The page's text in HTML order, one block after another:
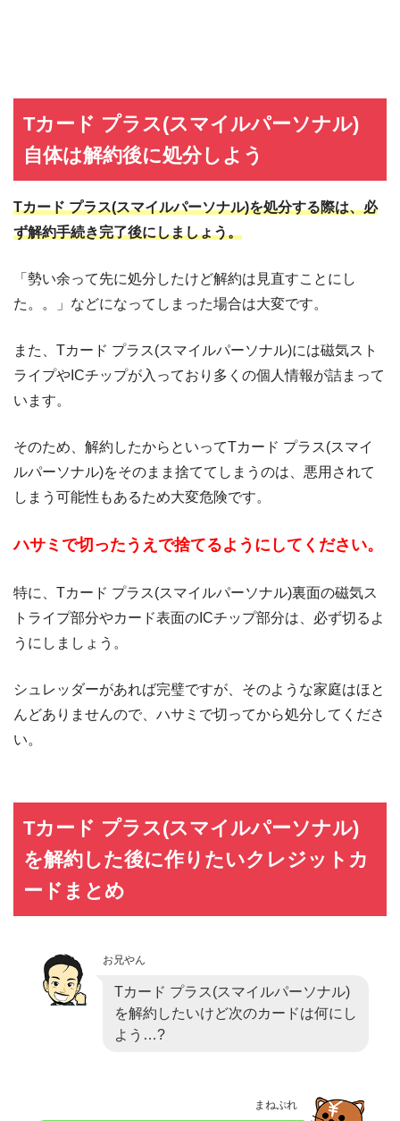
Tカード プラス(スマイルパーソナル)
自体は解約後に処分しよう
Tカード プラス(スマイルパーソナル)を処分する際は、必
ず解約手続き完了後にしましょう。
「勢い余って先に処分したけど解約は見直すことにし
た。。」などになってしまった場合は大変です。
また、Tカード プラス(スマイルパーソナル)には磁気スト
ライプやICチップが入っており多くの個人情報が詰まって
います。
そのため、解約したからといってTカード プラス(スマイ
ルパーソナル)をそのまま捨ててしまうのは、悪用されて
しまう可能性もあるため大変危険です。
ハサミで切ったうえで捨てるようにしてください。
特に、Tカード プラス(スマイルパーソナル)裏面の磁気ス
トライプ部分やカード表面のICチップ部分は、必ず切るよ
うにしましょう。
シュレッダーがあれば完璧ですが、そのような家庭はほと
んどありませんので、ハサミで切ってから処分してくださ
い。
Tカード プラス(スマイルパーソナル)
を解約した後に作りたいクレジットカ
ードまとめ
お兄やん
Tカード プラス(スマイルパーソナル)
を解約したいけど次のカードは何にし
よう…?
まねぷれ